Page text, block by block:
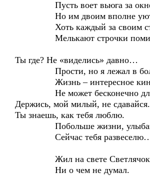
Пусть воет вьюга за
Но им двоим вполне
Хоть каждый за своим
Мелькают строчки
Ты где? Не «виделись» давно…
Прости, но я лежал в
Жизнь – интересное
Не может бесконечно
Держись, мой милый, не сдавайся.
Ты знаешь, как тебя люблю.
Побольше жизни,
Сейчас тебя
Жил на свете
Ни о чем не думал.